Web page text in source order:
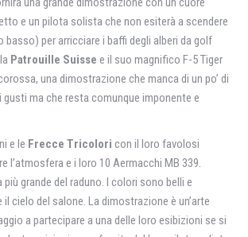
e un pilota solista che non esiterà a scendere
basso) per arricciare i baffi degli alberi da golf
Patrouille Suisse e il suo magnifico F-5 Tiger
una dimostrazione che manca di un po’ di
gusti ma che resta comunque imponente e
e le Frecce Tricolori con il loro favolosi
l’atmosfera e i loro 10 Aermacchi MB 339.
grande del raduno. I colori sono belli e
cielo del salone. La dimostrazione è un’arte
a partecipare a una delle loro esibizioni se si